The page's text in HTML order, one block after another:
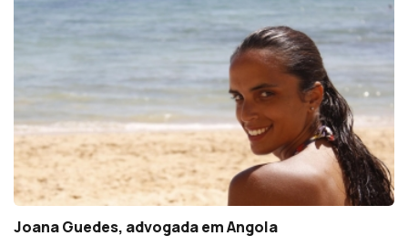
Joana Guedes, advogada em Angola